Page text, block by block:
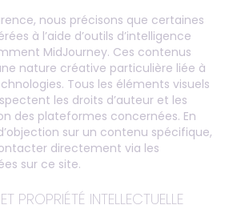
nous précisons que certaines
à l’aide d’outils d’intelligence
MidJourney. Ces contenus
nature créative particulière liée à
Tous les éléments visuels
les droits d’auteur et les
des plateformes concernées. En
sur un contenu spécifique,
directement via les
sur ce site.
PROPRIÉTÉ INTELLECTUELLE